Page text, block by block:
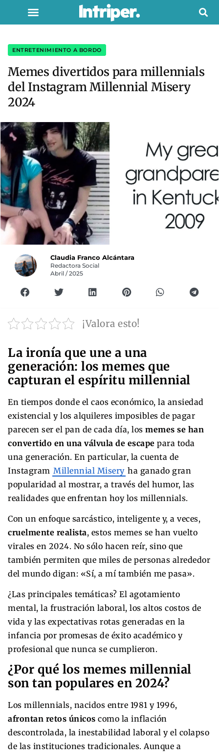
ENTRETENIMIENTO A BORDO
Memes divertidos para millennials
del Instagram Millennial Misery
2024
Claudia Franco Alcántara
Redactora Social
Abril / 2025
¡Valora esto!
La ironía que une a una
generación: los memes que
capturan el espíritu millennial
En tiempos donde el caos económico, la ansiedad
existencial y los alquileres imposibles de pagar
parecen ser el pan de cada día, los memes se han
convertido en una válvula de escape para toda
una generación. En particular, la cuenta de
Instagram Millennial Misery ha ganado gran
popularidad al mostrar, a través del humor, las
realidades que enfrentan hoy los millennials.
Con un enfoque sarcástico, inteligente y, a veces,
cruelmente realista, estos memes se han vuelto
virales en 2024. No sólo hacen reír, sino que
también permiten que miles de personas alrededor
del mundo digan: «Sí, a mí también me pasa».
¿Las principales temáticas? El agotamiento
mental, la frustración laboral, los altos costos de
vida y las expectativas rotas generadas en la
infancia por promesas de éxito académico y
profesional que nunca se cumplieron.
¿Por qué los memes millennial
son tan populares en 2024?
Los millennials, nacidos entre 1981 y 1996,
afrontan retos únicos como la inflación
descontrolada, la inestabilidad laboral y el colapso
de las instituciones tradicionales. Aunque a